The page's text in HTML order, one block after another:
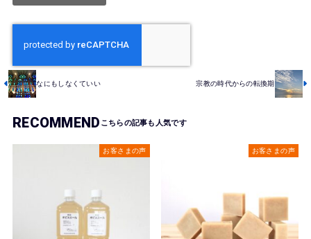
なにもしなくていい 宗教の時代からの転換期
RECOMMEND
お客さまの声 お客さまの声